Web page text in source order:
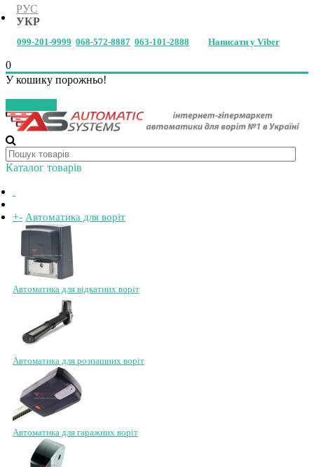
РУС
УКР
099-201-9999 068-572-8887 063-101-2888 Написати у Viber
0
У кошику порожньо!
Каталог товарів
+- Автоматика для воріт
Автоматика для відкатних воріт
Автоматика для розпашних воріт
Автоматика для гаражних воріт